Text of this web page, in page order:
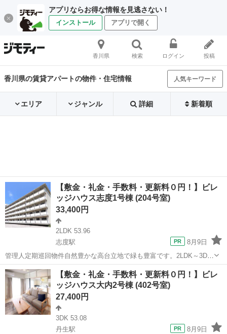
アプリならお得な情報を見逃さない！
インストール アプリで開く
香川県 検索 ログイン 投稿
香川県の賃貸アパートの物件・住宅情報 人気キーワード
エリア ジャンル 詳細 新着順
【敷金・礼金・手数料・更新料０円！】ビレ
ッジハウス志度1号棟 (204号室)
33,400円
2LDK 53.96
志度駅
8月9日
管理人定期巡回物件自然豊かな高台立地で緑も豊富です。2LDK～3DK
の間取りを備え、単身者からファミリーまで幅広いライフスタイルに
対応可能な物件です。ペット飼育についてもご相談いただけます。フ
リーレント1ヶ月＋最大3万円引越...
香川 さぬき市 志度駅 アパート ビレッジハウス
【敷金・礼金・手数料・更新料０円！】ビレ
ッジハウス大内2号棟 (402号室)
27,400円
3DK 53.08
丹生駅
8月9日